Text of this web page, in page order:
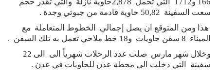
166 و1712 التي تحمل 2,878حاوية نازلة والتي تقدر حجم
سعت السفينة 50,82 حاوية قادمة من جبوتي وجدة .
هذا ومن المتوقع ان يصل إجمالي الخطوط المتعاملة مع
الميناء 8 سفن حاويات و18 خط ملاحي تعمل به تلك السفن .
وخلال شهر مارس صلت عدد الرحلات شهرياً الى الى 22
سفينة التي دخلت الى محطة عدن للحاويات في عدن .